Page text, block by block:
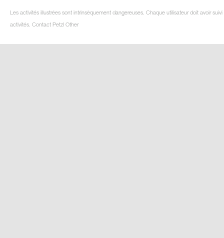
Les activités illustrées sont intrinsèquement dangereuses. Chaque utilisateur doit avoir
activités. Contact Petzl Other